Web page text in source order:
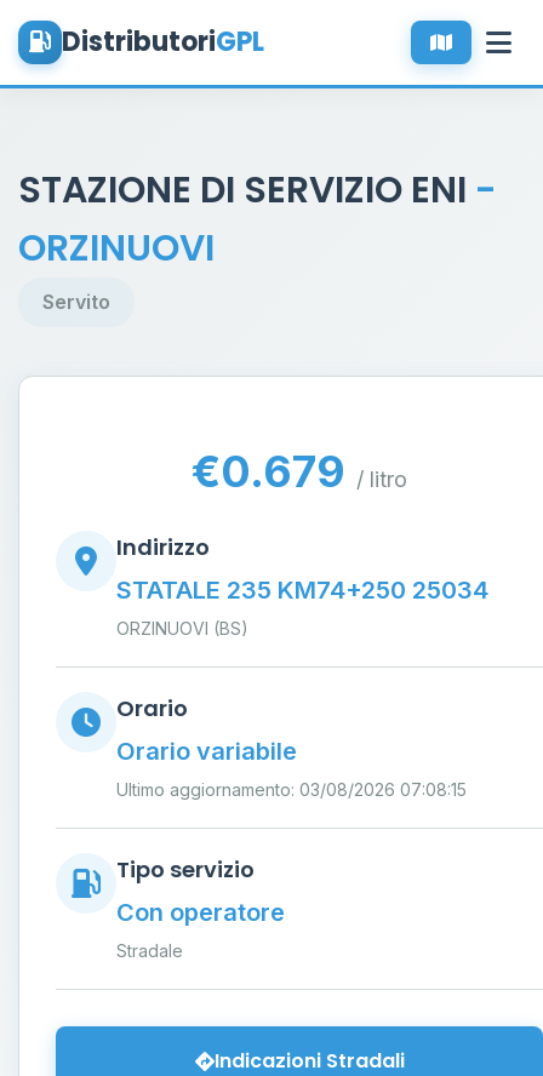
DistributoriGPL
STAZIONE DI SERVIZIO ENI -
ORZINUOVI
Servito
€0.679 / litro
Indirizzo
STATALE 235 KM74+250 25034
ORZINUOVI (BS)
Orario
Orario variabile
Ultimo aggiornamento: 03/08/2026 07:08:15
Tipo servizio
Con operatore
Stradale
Indicazioni Stradali